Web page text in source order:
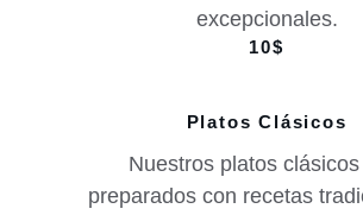
10$
excepcionales.
Platos Clásicos
Nuestros platos
preparados con recetas